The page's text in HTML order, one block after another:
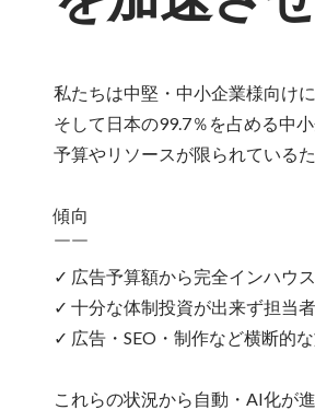
私たちは中堅・中小企業様向け
そして日本の99.7％を占める中小
予算やリソースが限られている
傾向
￣￣
✓ 広告予算額から完全インハウ
✓ 十分な体制投資が出来ず担当
✓ 広告・SEO・制作など横断的
これらの状況から自動・AI化が進